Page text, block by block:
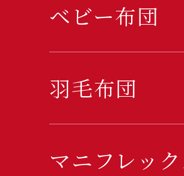
ベビー布団
羽毛布団
マニフレッ